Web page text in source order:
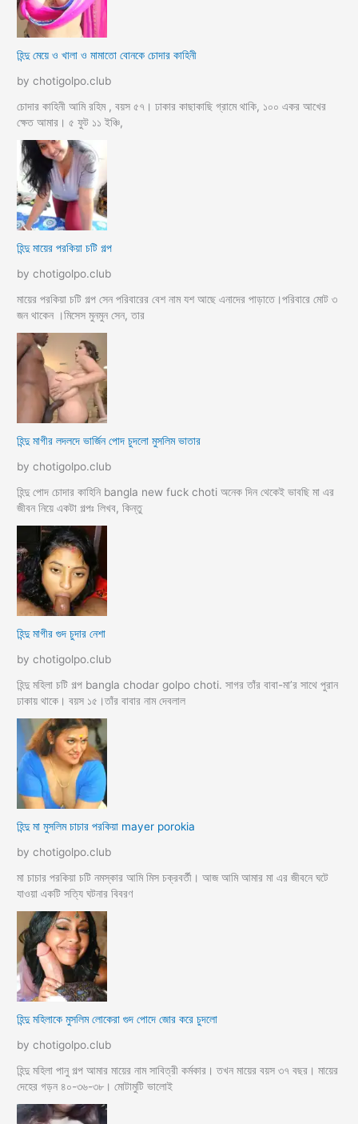
হিন্দু মেয়ে ও খালা ও মামাতো বোনকে চোদার কাহিনী
by chotigolpo.club
চোদার কাহিনী আমি রহিম , বয়স ৫৭। ঢাকার কাছাকাছি গ্রামে থাকি, ১০০ একর আখের
ক্ষেত আমার। ৫ ফুট ১১ ইঞ্চি,
হিন্দু মায়ের পরকিয়া চটি গল্প
by chotigolpo.club
মায়ের পরকিয়া চটি গল্প সেন পরিবারের বেশ নাম যশ আছে এনাদের পাড়াতে।পরিবারে মোট ৩
জন থাকেন ।মিসেস মুনমুন সেন, তার
হিন্দু মাগীর লদলদে ভার্জিন পোদ চুদলো মুসলিম ভাতার
by chotigolpo.club
হিন্দু পোদ চোদার কাহিনি bangla new fuck choti অনেক দিন থেকেই ভাবছি মা এর
জীবন নিয়ে একটা গল্পঃ লিখব, কিন্তু
হিন্দু মাগীর গুদ চুদার নেশা
by chotigolpo.club
হিন্দু মহিলা চটি গল্প bangla chodar golpo choti. সাগর তাঁর বাবা-মা’র সাথে পুরান
ঢাকায় থাকে। বয়স ১৫।তাঁর বাবার নাম দেবলাল
হিন্দু মা মুসলিম চাচার পরকিয়া mayer porokia
by chotigolpo.club
মা চাচার পরকিয়া চটি নমস্কার আমি মিস চক্রবর্তী। আজ আমি আমার মা এর জীবনে ঘটে
যাওয়া একটি সত্যি ঘটনার বিবরণ
হিন্দু মহিলাকে মুসলিম লোকেরা গুদ পোদে জোর করে চুদলো
by chotigolpo.club
হিন্দু মহিলা পানু গল্প আমার মায়ের নাম সাবিত্রী কর্মকার। তখন মায়ের বয়স ৩৭ বছর। মায়ের
দেহের গড়ন ৪০-৩৬-৩৮। মোটামুটি ভালোই